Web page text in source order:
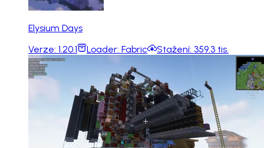
Elysium Days
Verze: 1.20.1 Loader: Fabric Stažení: 359.3 tis.